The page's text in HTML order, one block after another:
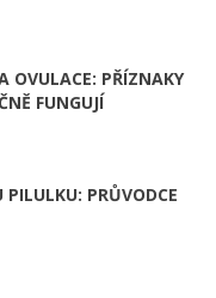
OVULACE: PŘÍZNAKY
FUNGUJÍ
PRŮVODCE